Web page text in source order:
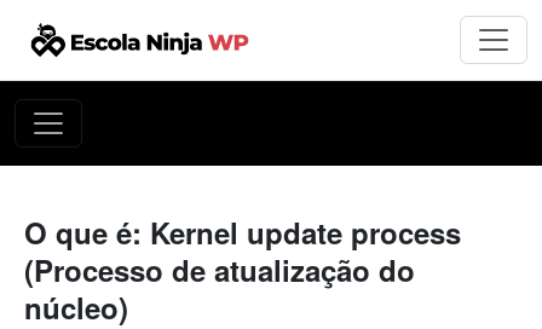
O que é: Kernel update process
(Processo de atualização do
núcleo)